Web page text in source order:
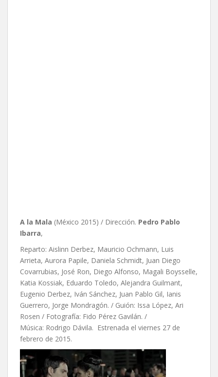
A la Mala (México 2015) / Dirección. Pedro Pablo
Ibarra,
Reparto: Aislinn Derbez, Mauricio Ochmann, Luis
Arrieta, Aurora Papile, Daniela Schmidt, Juan Diego
Covarrubias, José Ron, Diego Alfonso, Magali Boysselle,
Katia Kossiak, Eduardo Toledo, Alejandra Guilmant,
Eugenio Derbez, Iván Sánchez, Juan Pablo Gil, Ianis
Guerrero, Jorge Mondragón. / Guión: Issa López, Ari
Rosen / Fotografía: Fido Pérez Gavilán. /
Música: Rodrigo Dávila. Estrenada el viernes 27 de
febrero de 2015.